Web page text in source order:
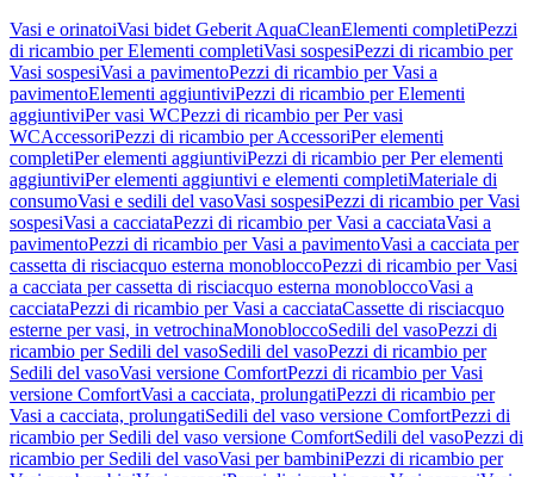
Vasi e orinatoiVasi bidet Geberit AquaCleanElementi completiPezzi
di ricambio per Elementi completiVasi sospesiPezzi di ricambio per
Vasi sospesiVasi a pavimentoPezzi di ricambio per Vasi a
pavimentoElementi aggiuntiviPezzi di ricambio per Elementi
aggiuntiviPer vasi WCPezzi di ricambio per Per vasi
WCAccessoriPezzi di ricambio per AccessoriPer elementi
completiPer elementi aggiuntiviPezzi di ricambio per Per elementi
aggiuntiviPer elementi aggiuntivi e elementi completiMateriale di
consumoVasi e sedili del vasoVasi sospesiPezzi di ricambio per Vasi
sospesiVasi a cacciataPezzi di ricambio per Vasi a cacciataVasi a
pavimentoPezzi di ricambio per Vasi a pavimentoVasi a cacciata per
cassetta di risciacquo esterna monobloccoPezzi di ricambio per Vasi
a cacciata per cassetta di risciacquo esterna monobloccoVasi a
cacciataPezzi di ricambio per Vasi a cacciataCassette di risciacquo
esterne per vasi, in vetrochinaMonobloccoSedili del vasoPezzi di
ricambio per Sedili del vasoSedili del vasoPezzi di ricambio per
Sedili del vasoVasi versione ComfortPezzi di ricambio per Vasi
versione ComfortVasi a cacciata, prolungatiPezzi di ricambio per
Vasi a cacciata, prolungatiSedili del vaso versione ComfortPezzi di
ricambio per Sedili del vaso versione ComfortSedili del vasoPezzi di
ricambio per Sedili del vasoVasi per bambiniPezzi di ricambio per